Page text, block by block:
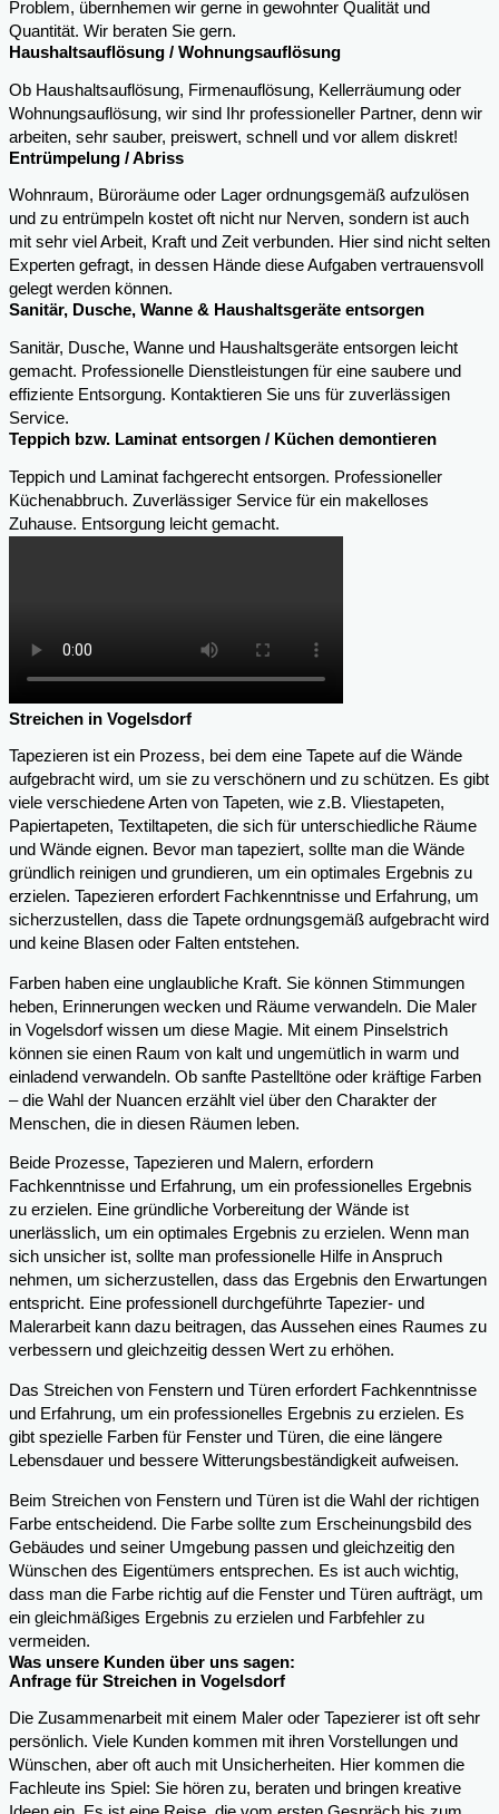
Problem, übernhemen wir gerne in gewohnter Qualität und
Quantität. Wir beraten Sie gern.
Haushaltsauflösung / Wohnungsauflösung
Ob Haushaltsauflösung, Firmenauflösung, Kellerräumung oder
Wohnungsauflösung, wir sind Ihr professioneller Partner, denn wir
arbeiten, sehr sauber, preiswert, schnell und vor allem diskret!
Entrümpelung / Abriss
Wohnraum, Büroräume oder Lager ordnungsgemäß aufzulösen
und zu entrümpeln kostet oft nicht nur Nerven, sondern ist auch
mit sehr viel Arbeit, Kraft und Zeit verbunden. Hier sind nicht selten
Experten gefragt, in dessen Hände diese Aufgaben vertrauensvoll
gelegt werden können.
Sanitär, Dusche, Wanne & Haushaltsgeräte entsorgen
Sanitär, Dusche, Wanne und Haushaltsgeräte entsorgen leicht
gemacht. Professionelle Dienstleistungen für eine saubere und
effiziente Entsorgung. Kontaktieren Sie uns für zuverlässigen
Service.
Teppich bzw. Laminat entsorgen / Küchen demontieren
Teppich und Laminat fachgerecht entsorgen. Professioneller
Küchenabbruch. Zuverlässiger Service für ein makelloses
Zuhause. Entsorgung leicht gemacht.
Streichen in Vogelsdorf
Tapezieren ist ein Prozess, bei dem eine Tapete auf die Wände
aufgebracht wird, um sie zu verschönern und zu schützen. Es gibt
viele verschiedene Arten von Tapeten, wie z.B. Vliestapeten,
Papiertapeten, Textiltapeten, die sich für unterschiedliche Räume
und Wände eignen. Bevor man tapeziert, sollte man die Wände
gründlich reinigen und grundieren, um ein optimales Ergebnis zu
erzielen. Tapezieren erfordert Fachkenntnisse und Erfahrung, um
sicherzustellen, dass die Tapete ordnungsgemäß aufgebracht wird
und keine Blasen oder Falten entstehen.
Farben haben eine unglaubliche Kraft. Sie können Stimmungen
heben, Erinnerungen wecken und Räume verwandeln. Die Maler
in Vogelsdorf wissen um diese Magie. Mit einem Pinselstrich
können sie einen Raum von kalt und ungemütlich in warm und
einladend verwandeln. Ob sanfte Pastelltöne oder kräftige Farben
– die Wahl der Nuancen erzählt viel über den Charakter der
Menschen, die in diesen Räumen leben.
Beide Prozesse, Tapezieren und Malern, erfordern
Fachkenntnisse und Erfahrung, um ein professionelles Ergebnis
zu erzielen. Eine gründliche Vorbereitung der Wände ist
unerlässlich, um ein optimales Ergebnis zu erzielen. Wenn man
sich unsicher ist, sollte man professionelle Hilfe in Anspruch
nehmen, um sicherzustellen, dass das Ergebnis den Erwartungen
entspricht. Eine professionell durchgeführte Tapezier- und
Malerarbeit kann dazu beitragen, das Aussehen eines Raumes zu
verbessern und gleichzeitig dessen Wert zu erhöhen.
Das Streichen von Fenstern und Türen erfordert Fachkenntnisse
und Erfahrung, um ein professionelles Ergebnis zu erzielen. Es
gibt spezielle Farben für Fenster und Türen, die eine längere
Lebensdauer und bessere Witterungsbeständigkeit aufweisen.
Beim Streichen von Fenstern und Türen ist die Wahl der richtigen
Farbe entscheidend. Die Farbe sollte zum Erscheinungsbild des
Gebäudes und seiner Umgebung passen und gleichzeitig den
Wünschen des Eigentümers entsprechen. Es ist auch wichtig,
dass man die Farbe richtig auf die Fenster und Türen aufträgt, um
ein gleichmäßiges Ergebnis zu erzielen und Farbfehler zu
vermeiden.
Was unsere Kunden über uns sagen:
Anfrage für Streichen in Vogelsdorf
Die Zusammenarbeit mit einem Maler oder Tapezierer ist oft sehr
persönlich. Viele Kunden kommen mit ihren Vorstellungen und
Wünschen, aber oft auch mit Unsicherheiten. Hier kommen die
Fachleute ins Spiel: Sie hören zu, beraten und bringen kreative